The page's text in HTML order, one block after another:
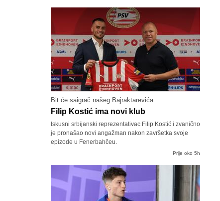
Bit će saigrač našeg Bajraktarevića
Filip Kostić ima novi klub
Iskusni srbijanski reprezentativac Filip Kostić i zvanično
je pronašao novi angažman nakon završetka svoje
epizode u Fenerbahčeu.
Prije oko 5h